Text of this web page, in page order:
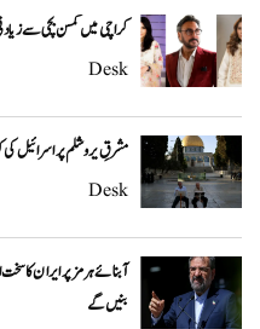
کراچی میں کمسن بچی سے
Desk
مشرقِ یروشلم پر اسرائیل کی
Desk
آبنائے ہرمز پر ایران کا سخت
بنیں گے